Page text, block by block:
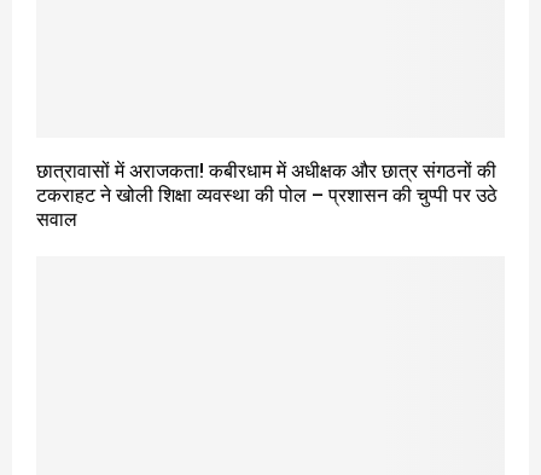
छात्रावासों में अराजकता! कबीरधाम में अधीक्षक और छात्र संगठनों की
टकराहट ने खोली शिक्षा व्यवस्था की पोल – प्रशासन की चुप्पी पर उठे
सवाल